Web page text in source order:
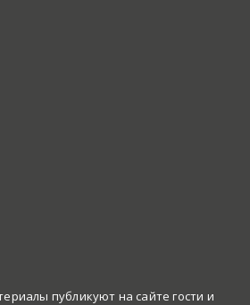
публикуют на сайте гости и